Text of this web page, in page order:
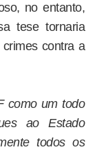
no entanto,
tese tornaria
contra a
como um todo
ao Estado
todos os